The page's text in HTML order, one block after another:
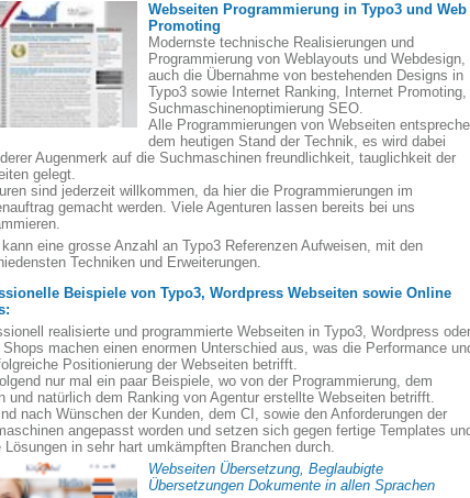
Webseiten Programmierung in Typo3 und Web
Promoting
Modernste technische Realisierungen und
Programmierung von Weblayouts und Webdesign,
auch die Übernahme von bestehenden Designs in
Typo3 sowie Internet Ranking, Internet Promoting,
Suchmaschinenoptimierung SEO.
Alle Programmierungen von Webseiten
dem heutigen Stand der Technik, es wird dabei
Augenmerk auf die Suchmaschinen freundlichkeit, tauglichkeit der
gelegt.
sind jederzeit willkommen, da hier die Programmierungen im
gemacht werden. Viele Agenturen lassen bereits bei uns
kann eine grosse Anzahl an Typo3 Referenzen Aufweisen, mit den
Techniken und Erweiterungen.
Beispiele von Typo3, Wordpress Webseiten sowie Online
realisierte und programmierte Webseiten in Typo3, Wordpress oder
Shops machen einen enormen Unterschied aus, was die Performance
Positionierung der Webseiten betrifft.
nur mal ein paar Beispiele, wo von der Programmierung, dem
und natürlich dem Ranking von Agentur erstellte Webseiten betrifft.
nach Wünschen der Kunden, dem CI, sowie den Anforderungen der
angepasst worden und setzen sich gegen fertige Templates
Lösungen in sehr hart umkämpften Branchen durch.
Webseiten Übersetzung, Beglaubigte
Übersetzungen Dokumente in allen Sprachen